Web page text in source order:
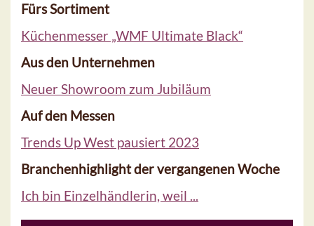
Fürs Sortiment
Küchenmesser „WMF Ultimate Black“
Aus den Unternehmen
Neuer Showroom zum Jubiläum
Auf den Messen
Trends Up West pausiert 2023
Branchenhighlight der vergangenen Woche
Ich bin Einzelhändlerin, weil ...